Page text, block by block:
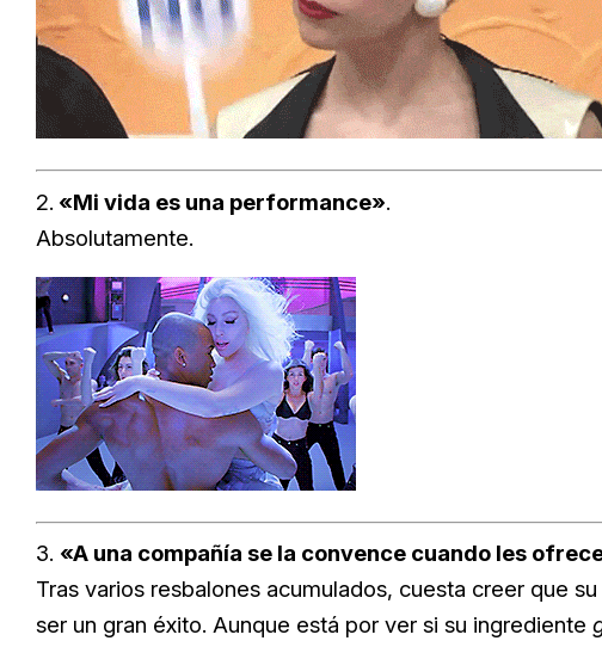
2. «Mi vida es una performance».
Absolutamente.
3. «A una compañía se la convence cuando les
Tras varios resbalones acumulados, cuesta creer que
ser un gran éxito. Aunque está por ver si su ingrediente